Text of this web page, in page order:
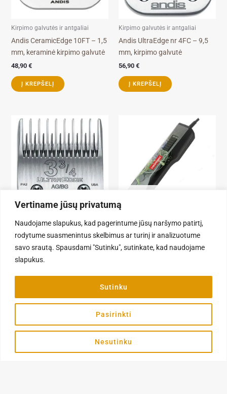
Vertiname jūsų privatumą
Naudojame slapukus, kad pagerintume jūsų naršymo patirtį,
rodytume suasmenintus skelbimus ar turinį ir analizuotume
savo srautą. Spausdami "Sutinku", sutinkate, kad naudojame
slapukus.
Pasirinkti
Nesutinku
Sutinku
Kirpimo galvutės ir antgaliai
Andis CeramicEdge 10FT – 1,5
mm, keraminė kirpimo galvutė
48,90€
Į KREPŠELĮ
Kirpimo galvutės ir antgaliai
Andis UltraEdge nr 4FC – 9,5
mm, kirpimo galvutė
56,90 €
Į KREPŠELĮ
Kirpimo galvutės ir antgaliai
Andis UltraEdge nr 3 3/4 – 13
mm, kirpimo galvutė
51,90€
Į KREPŠELĮ
Kirpimo mašinėlės, priedai
Heiniger Saphir Cord –
profesionali kirpimo mašinėlė
DAUGIAU
c
Kategorija
kirpimo
Pagrindinis
Privatumo
Paslaugų